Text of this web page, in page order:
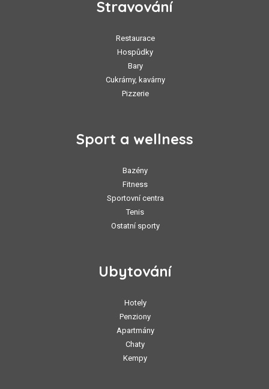
Stravování
Restaurace
Hospůdky
Bary
Cukrárny, kavárny
Pizzerie
Sport a wellness
Bazény
Fitness
Sportovní centra
Tenis
Ostatní sporty
Ubytování
Hotely
Penziony
Apartmány
Chaty
Kempy